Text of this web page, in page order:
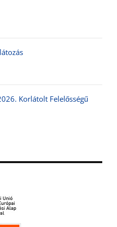
Korlátolt Felelősségű